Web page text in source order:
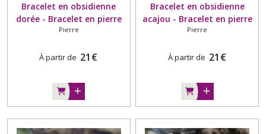
Bracelet en obsidienne
dorée - Bracelet en pierre
naturelle
Pierre
À partir de 21 €
Bracelet en obsidienne
acajou - Bracelet en pierre
naturelle
Pierre
À partir de 21 €